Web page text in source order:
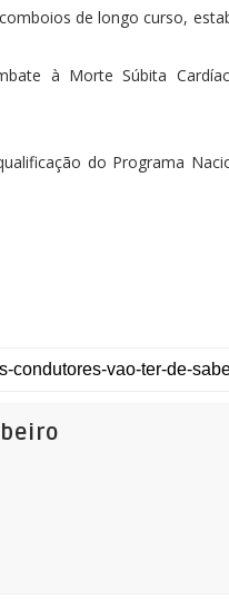
de longo curso,
à Morte Súbita
do Programa